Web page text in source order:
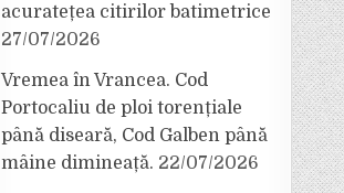
acuratețea citirilor batimetrice
27/07/2026
Vremea în Vrancea. Cod
Portocaliu de ploi torențiale
până diseară, Cod Galben până
mâine dimineață. 22/07/2026